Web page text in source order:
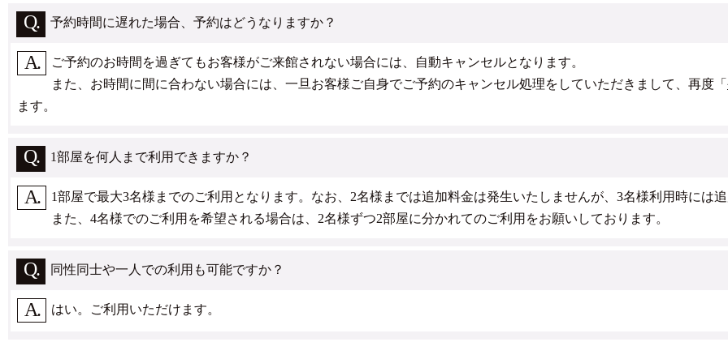
予約時間に遅れた場合、予約はどうなりますか？
ご予約のお時間を過ぎてもお客様がご来館されない場合には、自動キャンセルとなります。
また、お時間に間に合わない場合には、一旦お客様ご自身でご予約のキャンセル処理をしていただきまして、再度「
ます。
1部屋を何人まで利用できますか？
1部屋で最大3名様までのご利用となります。なお、2名様までは追加料金は発生いたしませんが、3名様利用時には
また、4名様でのご利用を希望される場合は、2名様ずつ2部屋に分かれてのご利用をお願いしております。
同性同士や一人での利用も可能ですか？
はい。ご利用いただけます。